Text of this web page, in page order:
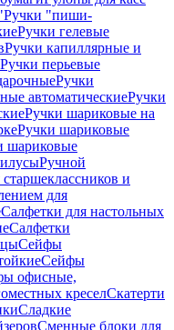
Ручки "пиши-
Ручки гелевые
Ручки капиллярные и
Ручки перьевые
Ручки
автоматическиеРучки
Ручки шариковые на
Ручки шариковые
шариковые
Ручной
и
для
Салфетки для настольных
Салфетки
Сейфы
Сейфы
офисные,
креселСкатерти
Сладкие
Сменные блоки для